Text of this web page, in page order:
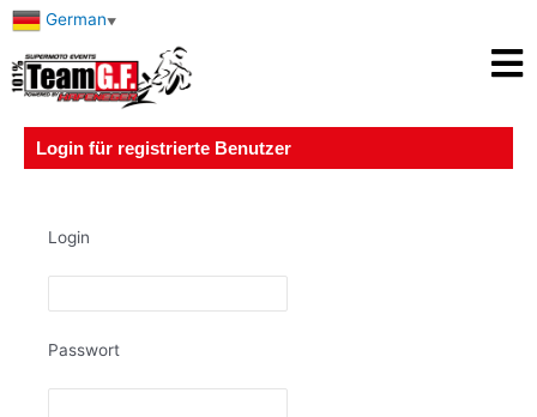
German▼
Login für registrierte Benutzer
Login
Passwort